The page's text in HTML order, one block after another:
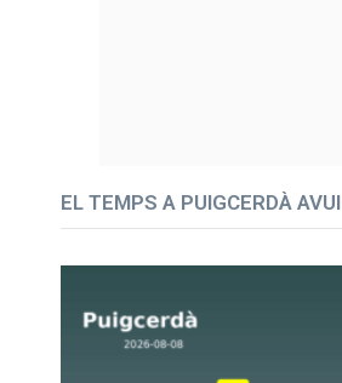
EL TEMPS A PUIGCERDÀ AVUI